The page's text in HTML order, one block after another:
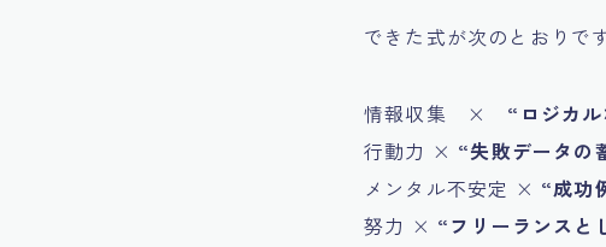
できた式が次のとおりです
情報収集 × “ロジカ
行動力 × “失敗データの
メンタル不安定 × “成功
努力 × “フリーランスと